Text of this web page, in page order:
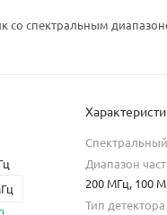
со спектральным
Диапазон
200 МГц, 100
Тип детектора